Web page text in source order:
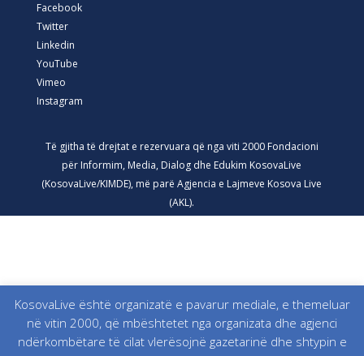
Facebook
Twitter
Linkedin
YouTube
Vimeo
Instagram
Të gjitha të drejtat e rezervuara që nga viti 2000 Fondacioni
për Informim, Media, Dialog dhe Edukim KosovaLive
(KosovaLive/KIMDE), më parë Agjencia e Lajmeve Kosova Live
(AKL).
KosovaLive është organizatë e pavarur mediale, e themeluar
në vitin 2000, që mbështetet nga organizata dhe agjenci
ndërkombëtare të cilat vlerësojnë gazetarinë dhe shtypin e